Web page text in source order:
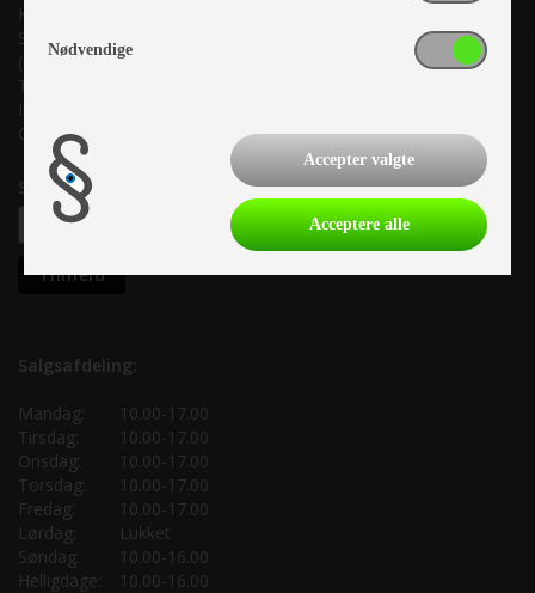
Kronjyllands Camping Center A/S
Suderholmen 10, 8960 Randers SØ
(Lige ud til Grenåvej)
Tlf. +45 87 10 98 70
Info@as-kcc.dk
CVR: 33 38 77 33
Samtykke til nyhedsbrev
Salgsafdeling:
Mandag:
10.00-17.00
Tirsdag:
10.00-17.00
Onsdag:
10.00-17.00
Torsdag:
10.00-17.00
Fredag:
10.00-17.00
Lørdag:
Lukket
Søndag:
10.00-16.00
Helligdage:
10.00-16.00
Nødvendige
Accepter valgte
Acceptere alle